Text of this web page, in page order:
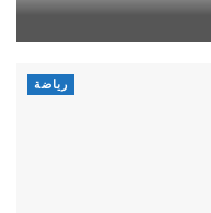
رياضة